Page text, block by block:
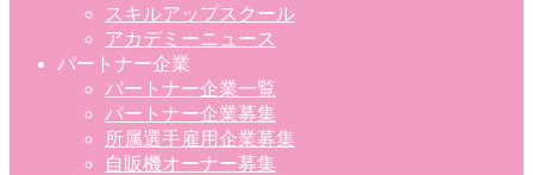
スキルアップスクール
アカデミーニュース
パートナー企業
パートナー企業一覧
パートナー企業募集
所属選手雇用企業募集
自販機オーナー募集